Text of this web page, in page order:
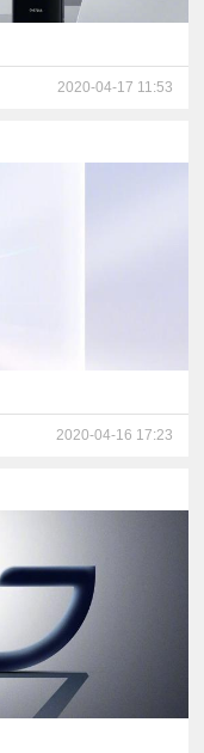
2020-04-17 11:53
2020-04-16 17:23